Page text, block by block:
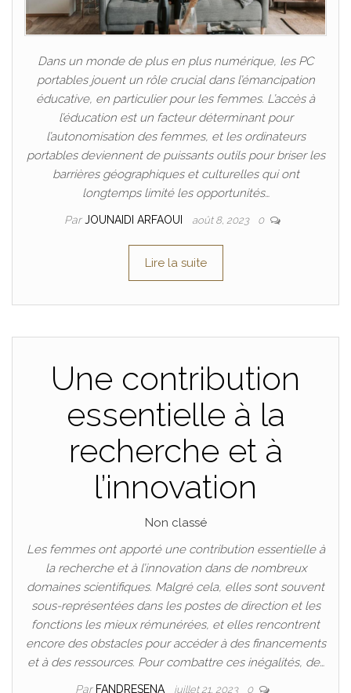
Dans un monde de plus en plus numérique, les PC
portables jouent un rôle crucial dans l’émancipation
éducative, en particulier pour les femmes. L’accès à
l’éducation est un facteur déterminant pour
l’autonomisation des femmes, et les ordinateurs
portables deviennent de puissants outils pour briser les
barrières géographiques et culturelles qui ont
longtemps limité les opportunités…
ParJOUNAIDI ARFAOUI août 8, 2023 0
Lire la suite
Une contribution
essentielle à la
recherche et à
l’innovation
Non classé
Les femmes ont apporté une contribution essentielle à
la recherche et à l’innovation dans de nombreux
domaines scientifiques. Malgré cela, elles sont souvent
sous-représentées dans les postes de direction et les
fonctions les mieux rémunérées, et elles rencontrent
encore des obstacles pour accéder à des financements
et à des ressources. Pour combattre ces inégalités, de…
Par FANDRESENA juillet 21, 2023 0